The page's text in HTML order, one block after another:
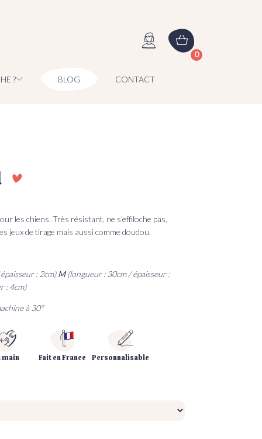
0
? BLOG CONTACT
Découvrez
packs chevaux
Découvrez
packs chiens
Découvrez
accessoires
Comment
les crins
les chiens. Très résistant, ne s'effiloche pas,
jeux de tirage mais aussi comme doudou.
: 2cm)M(longueur : 30cm / épaisseur :
: 4cm)
à 30°
main Fait en France Personnalisable